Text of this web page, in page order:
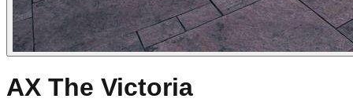
AX The Victoria